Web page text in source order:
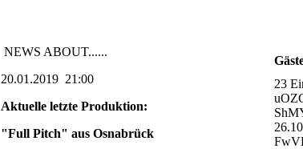
NEWS ABOUT......
20.01.2019 21:00
Aktuelle letzte Produktion:
"Full Pitch" aus Osnabrück
23